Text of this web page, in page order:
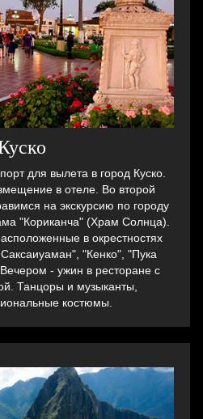
для вылета в город Куско.
в отеле. Во второй
на экскурсию по городу
"Кориканча" (Храм Солнцa).
в окрестностях
"Кенко", "Пука
- ужин в ресторане с
Танцоры и музыканты,
костюмы.